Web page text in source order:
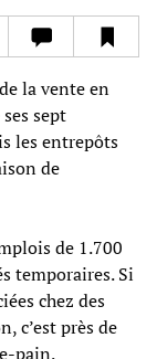
la vente en
sept
les entrepôts
de
de 1.700
temporaires. Si
chez des
c’est près de
pain.